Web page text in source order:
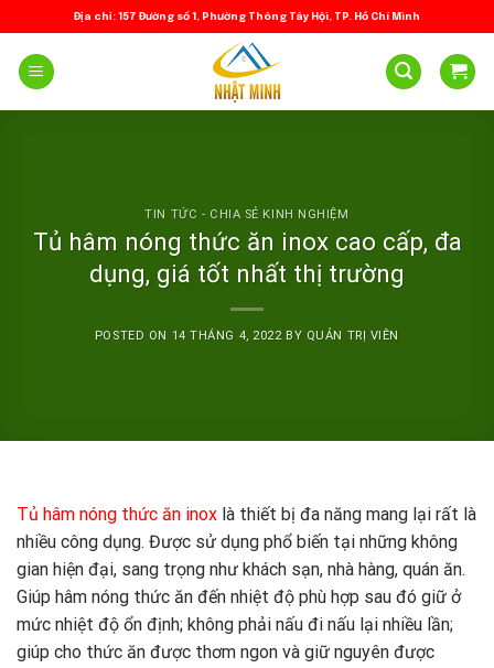
to
content
Địa chỉ: 157 Đường số 1, Phường Thông Tây Hội, TP. Hồ Chí Minh
TIN TỨC - CHIA SẺ KINH NGHIỆM
Tủ hâm nóng thức ăn inox cao cấp, đa
dụng, giá tốt nhất thị trường
POSTED ON 14 THÁNG 4, 2022BY QUẢN TRỊ VIÊN
Tủ hâm nóng thức ăn inox là thiết bị đa năng mang lại rất là
nhiều công dụng. Được sử dụng phổ biến tại những không
gian hiện đại, sang trọng như khách sạn, nhà hàng, quán ăn.
Giúp hâm nóng thức ăn đến nhiệt độ phù hợp sau đó giữ ở
mức nhiệt độ ổn định; không phải nấu đi nấu lại nhiều lần;
giúp cho thức ăn được thơm ngon và giữ nguyên được